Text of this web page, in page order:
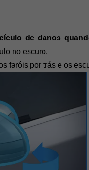
de danos
no escuro.
faróis por trás e os